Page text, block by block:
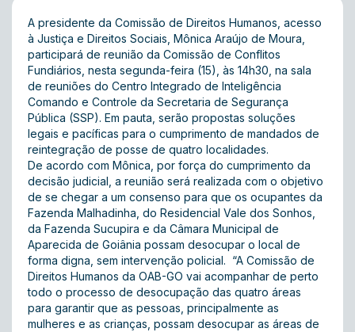
A presidente da Comissão de Direitos Humanos, acesso
à Justiça e Direitos Sociais, Mônica Araújo de Moura,
participará de reunião da Comissão de Conflitos
Fundiários, nesta segunda-feira (15), às 14h30, na sala
de reuniões do Centro Integrado de Inteligência
Comando e Controle da Secretaria de Segurança
Pública (SSP). Em pauta, serão propostas soluções
legais e pacíficas para o cumprimento de mandados de
reintegração de posse de quatro localidades.
De acordo com Mônica, por força do cumprimento da
decisão judicial, a reunião será realizada com o objetivo
de se chegar a um consenso para que os ocupantes da
Fazenda Malhadinha, do Residencial Vale dos Sonhos,
da Fazenda Sucupira e da Câmara Municipal de
Aparecida de Goiânia possam desocupar o local de
forma digna, sem intervenção policial. “A Comissão de
Direitos Humanos da OAB-GO vai acompanhar de perto
todo o processo de desocupação das quatro áreas
para garantir que as pessoas, principalmente as
mulheres e as crianças, possam desocupar as áreas de